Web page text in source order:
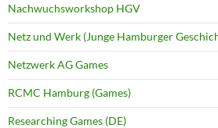
Nachwuchsworkshop HGV
Netz und Werk (Junge Hamburger
Netzwerk AG Games
RCMC Hamburg (Games)
Researching Games (DE)